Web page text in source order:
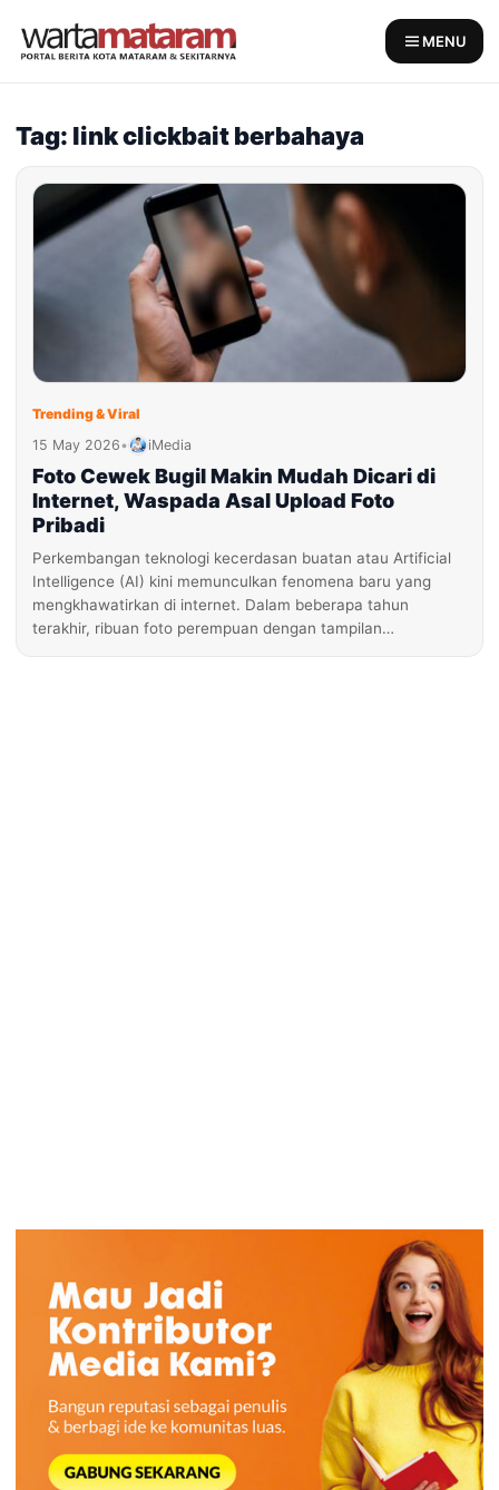
MENU
Tag: link clickbait berbahaya
Trending & Viral
15 May 2026• iMedia
Foto Cewek Bugil Makin Mudah Dicari di
Internet, Waspada Asal Upload Foto
Pribadi
Perkembangan teknologi kecerdasan buatan atau Artificial
Intelligence (AI) kini memunculkan fenomena baru yang
mengkhawatirkan di internet. Dalam beberapa tahun
terakhir, ribuan foto perempuan dengan tampilan…